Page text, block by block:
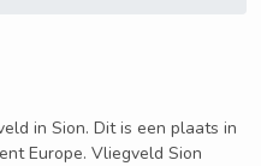
in Sion. Dit is een plaats in
Europe. Vliegveld Sion